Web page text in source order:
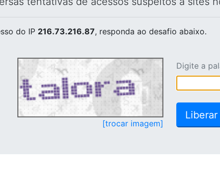
do IP 216.73.216.87, responda ao desafio abaixo.
[trocar imagem]
Digite a